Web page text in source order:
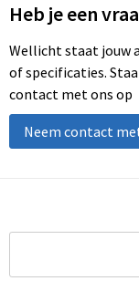
Heb je een
Wellicht staat jouw
of specificaties.
contact met ons op
Neem contact